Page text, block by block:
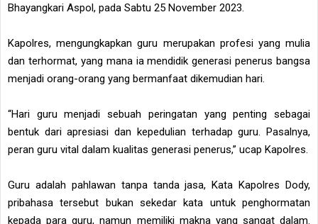
Bhayangkari Aspol, pada Sabtu 25 November 2023.
Kapolres, mengungkapkan guru merupakan profesi yang mulia
dan terhormat, yang mana ia mendidik generasi penerus bangsa
menjadi orang-orang yang bermanfaat dikemudian hari.
“Hari guru menjadi sebuah peringatan yang penting sebagai
bentuk dari apresiasi dan kepedulian terhadap guru. Pasalnya,
peran guru vital dalam kualitas generasi penerus,” ucap Kapolres.
Guru adalah pahlawan tanpa tanda jasa, Kata Kapolres Dody,
pribahasa tersebut bukan sekedar kata untuk penghormatan
kepada para guru, namun memiliki makna yang sangat dalam.